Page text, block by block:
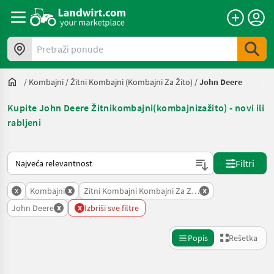
Pretraži ponude
/ Kombajni /Žitni Kombajni (kombajni Za Žito) /John Deere
Kupite John Deere Žitnikombajni(kombajnizažito) - novi ili
rabljeni
Tako se sortira na Landwirt.com
Filtri
x Kombajni x Zitni Kombajni Kombajni Za Zitox
John Deere x x Izbriši sve filtre
Popis Rešetka